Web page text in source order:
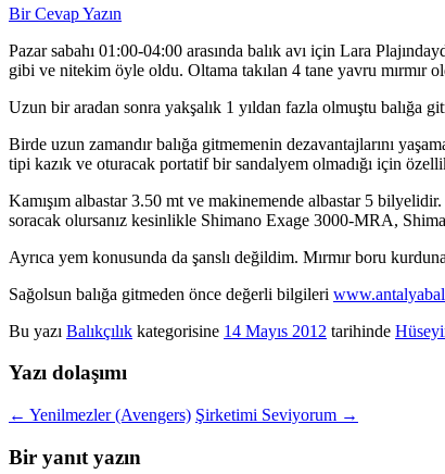
Bir Cevap Yazın
Pazar sabahı 01:00-04:00 arasında balık avı için Lara
gibi ve nitekim öyle oldu. Oltama takılan 4 tane yavru mırmır
Uzun bir aradan sonra yakşalık 1 yıldan fazla olmuştu balığa
Birde uzun zamandır balığa gitmemenin dezavantajlarını
tipi kazık ve oturacak portatif bir sandalyem olmadığı için
Kamışım albastar 3.50 mt ve makinemende albastar 5
soracak olursanız kesinlikle Shimano Exage 3000-MRA,
Ayrıca yem konusunda da şanslı değildim. Mırmır boru
Sağolsun balığa gitmeden önce değerli bilgileri
Bu yazı Balıkçılık kategorisine 14 Mayıs 2012 tarihinde
Yazı dolaşımı
← Yenilmezler (Avengers) Şirketimi Seviyorum →
Bir yanıt yazın